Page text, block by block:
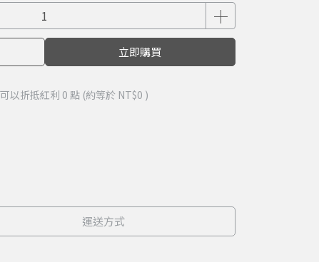
立即購買
以折抵紅利 0 點 (約等於 NT$0 )
運送方式